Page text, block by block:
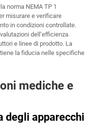
norma NEMA TP 1
misurare e verificare
in condizioni controllate.
dell’efficienza
e linee di prodotto. La
la fiducia nelle specifiche
mediche e
degli apparecchi